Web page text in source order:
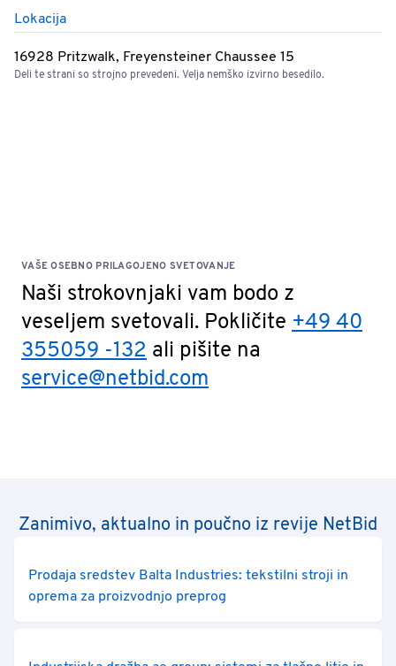
Lokacija
16928 Pritzwalk, Freyensteiner Chaussee 15
Deli te strani so strojno prevedeni. Velja nemško izvirno besedilo.
VAŠE OSEBNO PRILAGOJENO SVETOVANJE
Naši strokovnjaki vam bodo z
veseljem svetovali. Pokličite +49 40
355059 -132 ali pišite na
service@netbid.com
Zanimivo, aktualno in poučno iz revije NetBid
Prodaja sredstev Balta Industries: tekstilni stroji in
oprema za proizvodnjo preprog